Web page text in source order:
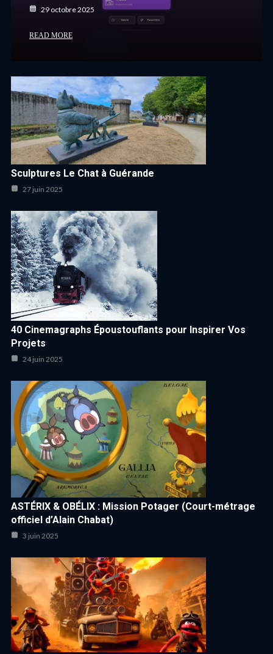
29 octobre 2025
READ MORE
Sculptures Le Chat à Guérande
27 juin 2025
40 Cinemagraphs Époustouflants pour Inspirer Vos
Projets
24 juin 2025
ASTÉRIX & OBÉLIX : Mission Potager (Court-métrage
officiel d’Alain Chabat)
3 juin 2025